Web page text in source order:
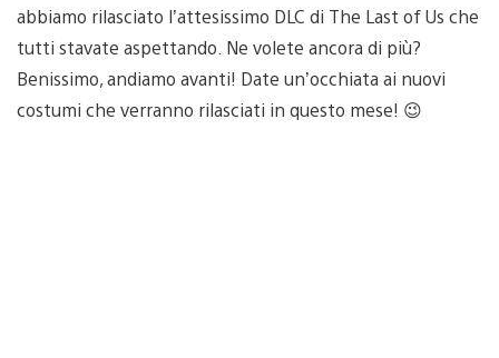
abbiamo rilasciato l’attesissimo DLC di The Last of Us che
tutti stavate aspettando. Ne volete ancora di più?
Benissimo, andiamo avanti! Date un’occhiata ai nuovi
costumi che verranno rilasciati in questo mese! 😉